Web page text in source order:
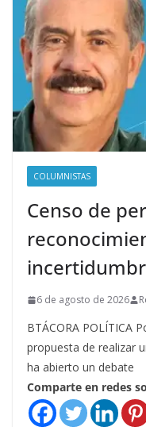
COLUMNISTAS
Censo de
6 de agosto de 2026
BTÁCORA POLÍTICA
propuesta de realizar
ha abierto un debate
Comparte en redes